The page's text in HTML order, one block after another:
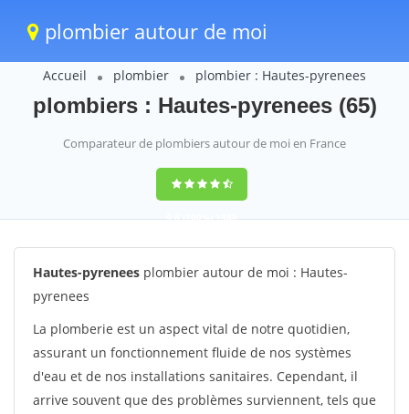
plombier autour de moi
Accueil plombier plombier : Hautes-pyrenees
plombiers : Hautes-pyrenees (65)
Comparateur de plombiers autour de moi en France
9,6(100%)1388
votes
Hautes-pyrenees plombier autour de moi : Hautes-
pyrenees
La plomberie est un aspect vital de notre quotidien,
assurant un fonctionnement fluide de nos systèmes
d'eau et de nos installations sanitaires. Cependant, il
arrive souvent que des problèmes surviennent, tels que